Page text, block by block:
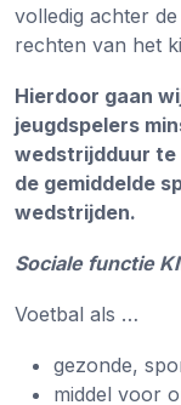
volledig achter de
rechten van het
Hierdoor gaan
jeugdspelers
wedstrijdduur te
de gemiddelde
wedstrijden.
Sociale functie
Voetbal als …
gezonde,
middel voor